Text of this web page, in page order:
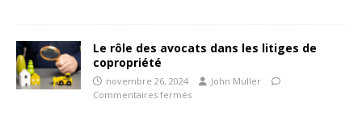
Le rôle des avocats dans les litiges de
copropriété
novembre 26, 2024
John Muller
Commentaires fermés